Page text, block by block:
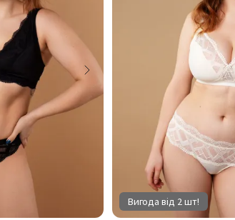
Вигода від 2 шт!